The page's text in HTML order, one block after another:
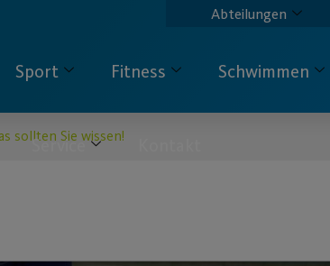
Abteilungen
Sport Fitness Schwimmen
Service
sollten Sie wissen!